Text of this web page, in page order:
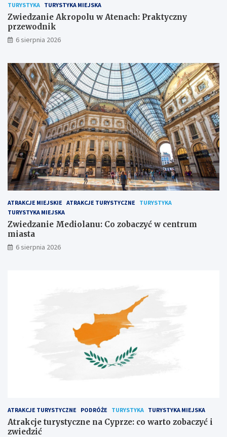
TURYSTYKA TURYSTYKA MIEJSKA
Zwiedzanie Akropolu w Atenach: Praktyczny
przewodnik
6 sierpnia 2026
ATRAKCJE MIEJSKIE ATRAKCJE TURYSTYCZNE
TURYSTYKA
TURYSTYKA MIEJSKA
Zwiedzanie Mediolanu: Co zobaczyć w centrum
miasta
6 sierpnia 2026
ATRAKCJE TURYSTYCZNE PODRÓŻE TURYSTYKA TURYSTYKA MIEJSKA
Atrakcje turystyczne na Cyprze: co warto zobaczyć i
zwiedzić